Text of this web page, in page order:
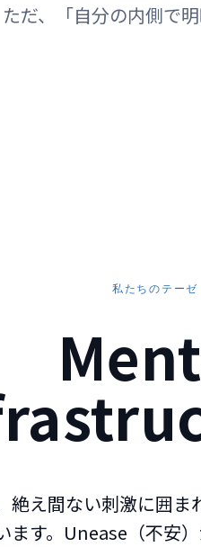
だ、「自分の内側で
私たちのテーゼ
絶え間ない刺激に囲ま
ます。Unease（不安